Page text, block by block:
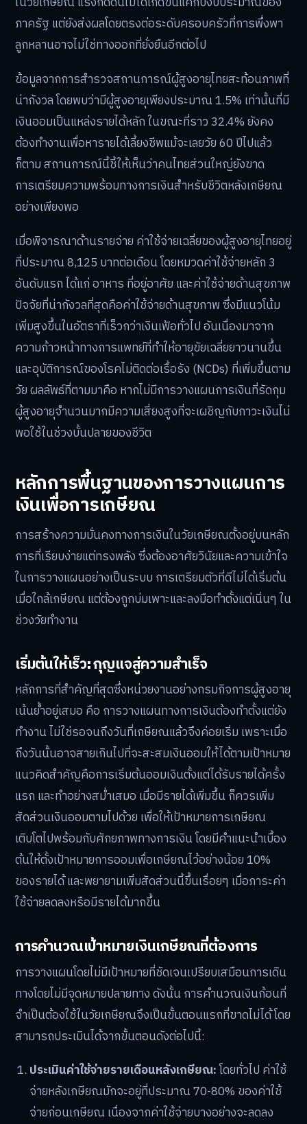
ภาครัฐ แต่ยังส่งผลโดยตรงต่อระดับครอบครัวที่การพึ่งพา
ลูกหลานอาจไม่ใช่ทางออกที่ยั่งยืนอีกต่อไป
ข้อมูลจากการสำรวจสถานการณ์ผู้สูงอายุไทยสะท้อนภาพที่
น่ากังวล โดยพบว่ามีผู้สูงอายุเพียงประมาณ 1.5% เท่านั้นที่มี
เงินออมเป็นแหล่งรายได้หลัก ในขณะที่ราว 32.4% ยังคง
ต้องทำงานเพื่อหารายได้เลี้ยงชีพแม้จะเลยวัย 60 ปีไปแล้ว
ก็ตาม สถานการณ์นี้ชี้ให้เห็นว่าคนไทยส่วนใหญ่ยังขาด
การเตรียมความพร้อมทางการเงินสำหรับชีวิตหลังเกษียณ
อย่างเพียงพอ
เมื่อพิจารณาด้านรายจ่าย ค่าใช้จ่ายเฉลี่ยของผู้สูงอายุไทยอยู่
ที่ประมาณ 8,125 บาทต่อเดือน โดยหมวดค่าใช้จ่ายหลัก 3
อันดับแรก ได้แก่ อาหาร ที่อยู่อาศัย และค่าใช้จ่ายด้านสุขภาพ
ปัจจัยที่น่ากังวลที่สุดคือค่าใช้จ่ายด้านสุขภาพ ซึ่งมีแนวโน้ม
เพิ่มสูงขึ้นในอัตราที่เร็วกว่าเงินเฟ้อทั่วไป อันเนื่องมาจาก
ความก้าวหน้าทางการแพทย์ที่ทำให้อายุขัยเฉลี่ยยาวนานขึ้น
และอุบัติการณ์ของโรคไม่ติดต่อเรื้อรัง (NCDs) ที่เพิ่มขึ้นตาม
วัย ผลลัพธ์ที่ตามมาคือ หากไม่มีการวางแผนการเงินที่รัดกุม
ผู้สูงอายุจำนวนมากมีความเสี่ยงสูงที่จะเผชิญกับภาวะเงินไม่
พอใช้ในช่วงบั้นปลายของชีวิต
หลักการพื้นฐานของการวางแผนการ
เงินเพื่อการเกษียณ
การสร้างความมั่นคงทางการเงินในวัยเกษียณตั้งอยู่บนหลัก
การที่เรียบง่ายแต่ทรงพลัง ซึ่งต้องอาศัยวินัยและความเข้าใจ
ในการวางแผนอย่างเป็นระบบ การเตรียมตัวที่ดีไม่ได้เริ่มต้น
เมื่อใกล้เกษียณ แต่ต้องถูกบ่มเพาะและลงมือทำตั้งแต่เนิ่นๆ ใน
ช่วงวัยทำงาน
เริ่มต้นให้เร็ว: กุญแจสู่ความสำเร็จ
หลักการที่สำคัญที่สุดซึ่งหน่วยงานอย่างกรมกิจการผู้สูงอายุ
เน้นย้ำอยู่เสมอ คือ การวางแผนทางการเงินต้องทำตั้งแต่ยัง
ทำงาน ไม่ใช่รอจนถึงวันที่เกษียณแล้วจึงค่อยเริ่ม เพราะเมื่อ
ถึงวันนั้นอาจสายเกินไปที่จะสะสมเงินออมให้ได้ตามเป้าหมาย
แนวคิดสำคัญคือการเริ่มต้นออมเงินตั้งแต่ได้รับรายได้ครั้ง
แรก และทำอย่างสม่ำเสมอ เมื่อมีรายได้เพิ่มขึ้น ก็ควรเพิ่ม
สัดส่วนเงินออมตามไปด้วย เพื่อให้เป้าหมายการเกษียณ
เติบโตไปพร้อมกับศักยภาพทางการเงิน โดยมีคำแนะนำเบื้อง
ต้นให้ตั้งเป้าหมายการออมเพื่อเกษียณไว้อย่างน้อย 10%
ของรายได้ และพยายามเพิ่มสัดส่วนนี้ขึ้นเรื่อยๆ เมื่อภาระค่า
ใช้จ่ายลดลงหรือมีรายได้มากขึ้น
การคำนวณเป้าหมายเงินเกษียณที่ต้องการ
การวางแผนโดยไม่มีเป้าหมายที่ชัดเจนเปรียบเสมือนการเดิน
ทางโดยไม่มีจุดหมายปลายทาง ดังนั้น การคำนวณเงินก้อนที่
จำเป็นต้องใช้ในวัยเกษียณจึงเป็นขั้นตอนแรกที่ขาดไม่ได้ โดย
สามารถประเมินได้จากขั้นตอนดังต่อไปนี้:
ประเมินค่าใช้จ่ายรายเดือนหลังเกษียณ:โดยทั่วไป ค่าใช้
จ่ายหลังเกษียณมักจะอยู่ที่ประมาณ 70-80% ของค่าใช้
จ่ายก่อนเกษียณ เนื่องจากค่าใช้จ่ายบางอย่างจะลดลง